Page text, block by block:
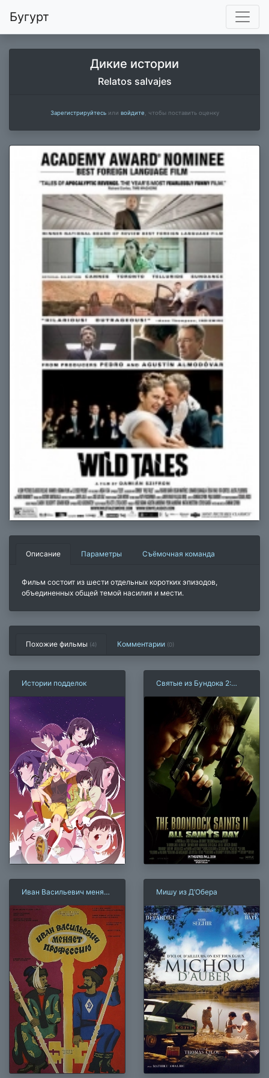
Бугурт
Дикие истории
Relatos salvajes
Зарегистрируйтесьили войдите , чтобы поставить оценку
Описание Параметры Съёмочная команда
Фильм состоит из шести отдельных коротких эпизодов,
объединенных общей темой насилия и мести.
Похожие фильмы (4) Комментарии (0)
Истории подделок
Святые из Бундока 2:
Иван Васильевич меняет
Мишу из Д’Обера
×